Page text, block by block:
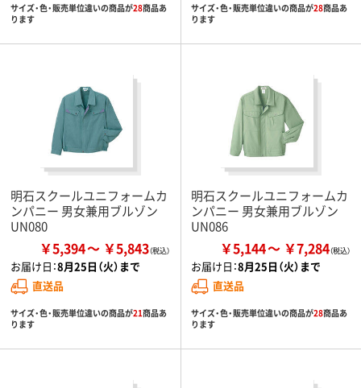
サイズ・色・販売単位違いの商品が28商品あ
ります
サイズ・色・販売単位違いの商品が28商品あ
ります
明石スクールユニフォームカ
ンパニー 男女兼用ブルゾン
UN080
￥5,394 ￥5,843
お届け日：8月25日（火）まで
直送品
サイズ・色・販売単位違いの商品が21商品あ
ります
明石スクールユニフォームカ
ンパニー 男女兼用ブルゾン
UN086
￥5,144 ￥7,284
お届け日：8月25日（火）まで
直送品
サイズ・色・販売単位違いの商品が28商品あ
ります